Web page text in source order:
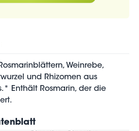
Weinrebe,
und Rhizomen aus
Enthält Rosmarin, der die